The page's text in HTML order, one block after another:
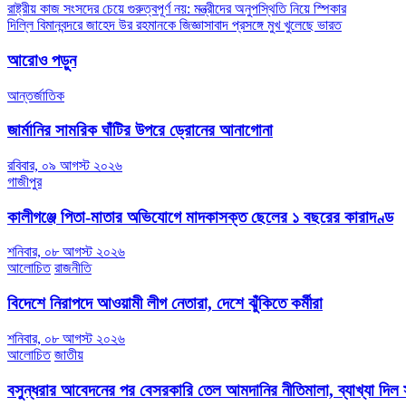
Post
navigation
রাষ্ট্রীয় কাজ সংসদের চেয়ে গুরুত্বপূর্ণ নয়: মন্ত্রীদের অনুপস্থিতি নিয়ে স্পিকার
দিল্লি বিমানবন্দরে জাহেদ উর রহমানকে জিজ্ঞাসাবাদ প্রসঙ্গে মুখ খুলেছে ভারত
আরোও পড়ুন
আন্তর্জাতিক
জার্মানির সামরিক ঘাঁটির উপরে ড্রোনের আনাগোনা
রবিবার, ০৯ আগস্ট ২০২৬
গাজীপুর
কালীগঞ্জে পিতা-মাতার অভিযোগে মাদকাসক্ত ছেলের ১ বছরের কারাদণ্ড
শনিবার, ০৮ আগস্ট ২০২৬
আলোচিত রাজনীতি
বিদেশে নিরাপদে আওয়ামী লীগ নেতারা, দেশে ঝুঁকিতে কর্মীরা
শনিবার, ০৮ আগস্ট ২০২৬
আলোচিত জাতীয়
বসুন্ধরার আবেদনের পর বেসরকারি তেল আমদানির নীতিমালা, ব্যাখ্যা দিল